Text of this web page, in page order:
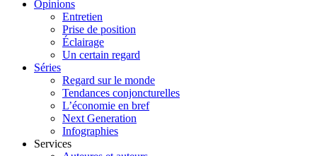
Opinions
Entretien
Prise de position
Éclairage
Un certain regard
Séries
Regard sur le monde
Tendances conjoncturelles
L’économie en bref
Next Generation
Infographies
Services